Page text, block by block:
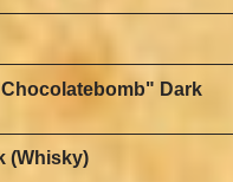
Dark
(Whisky)